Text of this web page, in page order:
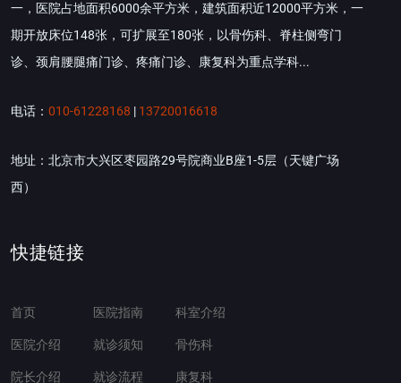
一，医院占地面积6000余平方米，建筑面积近12000平方米，一
期开放床位148张，可扩展至180张，以骨伤科、脊柱侧弯门
诊、颈肩腰腿痛门诊、疼痛门诊、康复科为重点学科...
电话： 010-61228168 | 13720016618
地址：北京市大兴区枣园路29号院商业B座1-5层（天键广场
西）
快捷链接
首页
医院介绍
院长介绍
医院指南
就诊须知
就诊流程
科室介绍
骨伤科
康复科